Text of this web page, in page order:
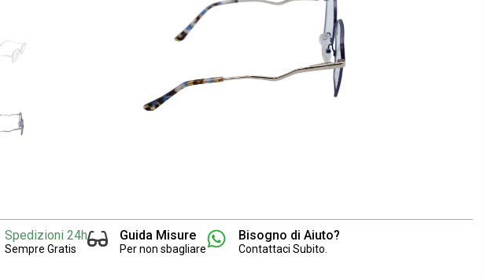
Spedizioni 24h
Sempre Gratis
Guida Misure
Per non sbagliare
Bisogno di Aiuto?
Contattaci Subito.